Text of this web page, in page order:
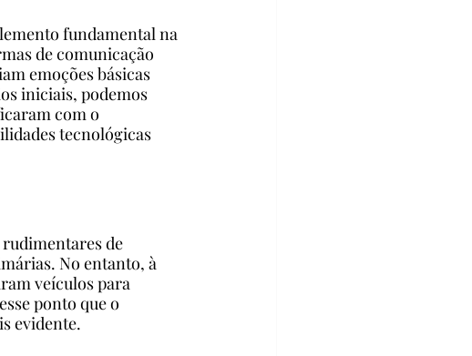
fundamental na
de comunicação
emoções básicas
iniciais, podemos
com o
tecnológicas
de
No entanto, à
veículos para
ponto que o
evidente.